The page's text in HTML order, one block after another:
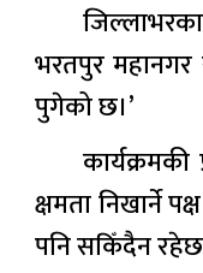
भरतपुर महानगर
पुगेको छ।’
क्षमता निखार्ने
पनि सकिँदैन